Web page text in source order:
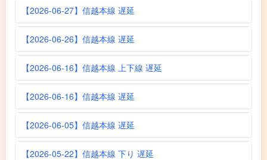
【2026-06-27】信越本線 遅延
【2026-06-26】信越本線 遅延
【2026-06-16】信越本線 上下線 遅延
【2026-06-16】信越本線 遅延
【2026-06-05】信越本線 遅延
【2026-05-22】信越本線 下り 遅延